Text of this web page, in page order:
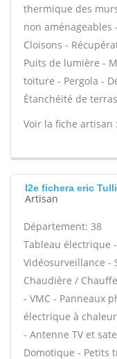
thermique des
non aménageables
Cloisons -
Puits de lumière -
toiture - Pergola -
Étanchéité de
Voir la fiche artisan :
I2e fichera eric
Artisan
Département: 38
Tableau électrique
Vidéosurveillance -
Chaudière /
- VMC - Panneaux
électrique à
- Antenne TV et
Domotique - Petits